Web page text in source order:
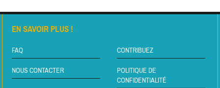
EN SAVOIR PLUS !
FAQ CONTRIBUEZ
NOUS CONTACTER
POLITIQUE DE
CONFIDENTIALITÉ